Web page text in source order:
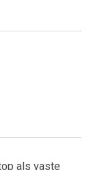
als vaste